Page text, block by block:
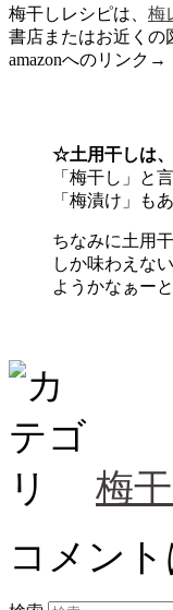
梅干しレシピは、 梅
書店またはお近くの
amazonへのリンク→
☆土用干しは、
「梅干し」と
「梅漬け」も
ちなみに土用
しか味わえな
ようかなぁー
梅
コメン